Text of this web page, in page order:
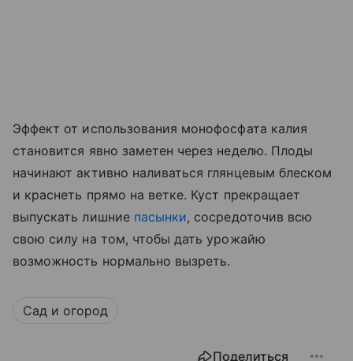
Эффект от использования монофосфата калия
становится явно заметен через неделю. Плоды
начинают активно наливаться глянцевым блеском
и краснеть прямо на ветке. Куст прекращает
выпускать лишние пасынки, сосредоточив всю
свою силу на том, чтобы дать урожайю
возможность нормально вызреть.
Сад и огород
Поделиться